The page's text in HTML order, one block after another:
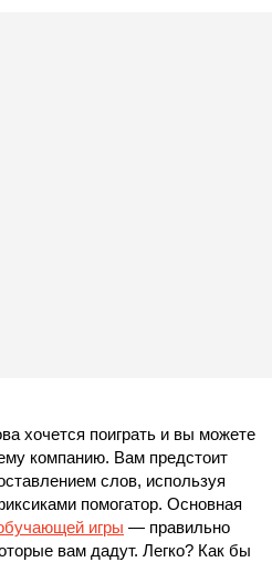
хочется поиграть и вы можете
компанию. Вам предстоит
слов, используя
помогатор. Основная
игры — правильно
вам дадут. Легко? Как бы